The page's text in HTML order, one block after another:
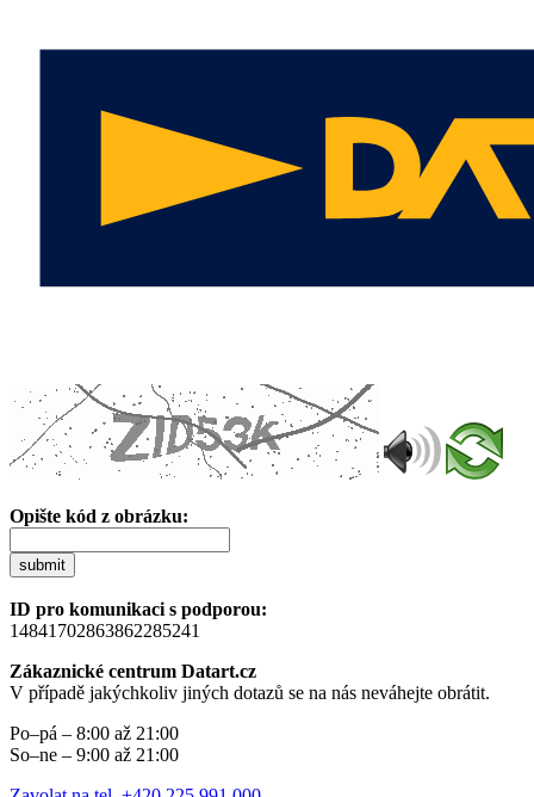
Opište kód z obrázku:
submit
ID pro komunikaci s podporou:
14841702863862285241
Zákaznické centrum Datart.cz
V případě jakýchkoliv jiných dotazů se na nás neváhejte obrátit.
Po–pá – 8:00 až 21:00
So–ne – 9:00 až 21:00